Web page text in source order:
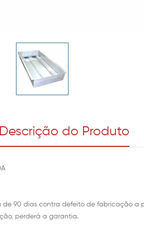
Descrição do Produto
de 90 dias contra defeito de fabricação
perderá a garantia.